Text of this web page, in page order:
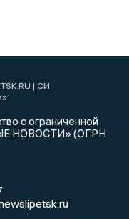
| СИ
с ограниченной
НОВОСТИ» (ОГРН